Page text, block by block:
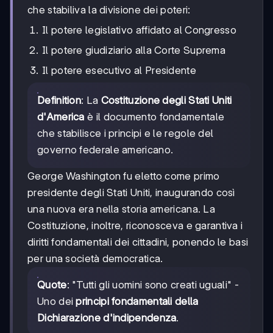
che stabiliva la divisione dei poteri:
Il potere legislativo affidato al Congresso
Il potere giudiziario alla Corte Suprema
Il potere esecutivo al Presidente
Definition: La Costituzione degli Stati Uniti
d'America è il documento fondamentale
che stabilisce i principi e le regole del
governo federale americano.
George Washington fu eletto come primo
presidente degli Stati Uniti, inaugurando così
una nuova era nella storia americana. La
Costituzione, inoltre, riconosceva e garantiva i
diritti fondamentali dei cittadini, ponendo le basi
per una società democratica.
Quote: "Tutti gli uomini sono creati uguali" -
Uno deiprincipi fondamentali della
Dichiarazione d'indipendenza.